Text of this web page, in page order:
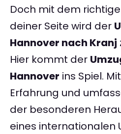
Doch mit dem
deiner Seite wird der
Hannover nach Kranj
Hier kommt der
Hannover ins Spiel.
Erfahrung und
der besonderen
eines internationalen